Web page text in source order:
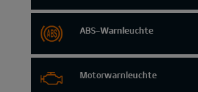
ABS-Warnleuchte
Motorwarnleuchte